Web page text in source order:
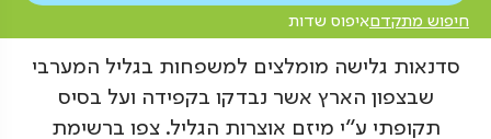
חיפוש מתקדםאיפוס שדות
סדנאות גלישה מומלצים למשפחות בגליל המערבי
שבצפון הארץ אשר נבדקו בקפידה ועל בסיס
תקופתי ע"י מיזם אוצרות הגליל. צפו ברשימת